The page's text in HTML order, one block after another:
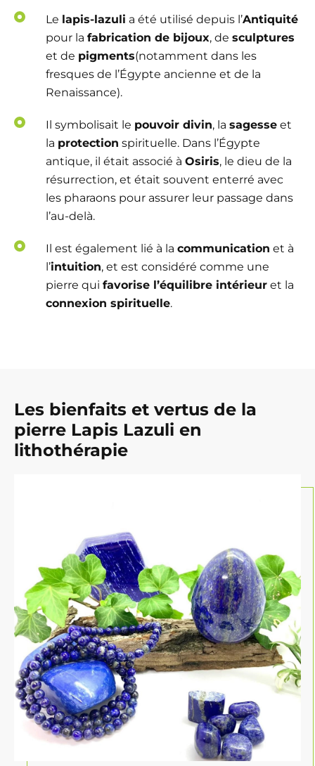
Le lapis-lazuli a été utilisé depuis l’Antiquité
pour la fabrication de bijoux, de sculptures
et de pigments(notamment dans les
fresques de l’Égypte ancienne et de la
Renaissance).
Il symbolisait le pouvoir divin, la sagesse et
la protection spirituelle. Dans l’Égypte
antique, il était associé à Osiris, le dieu de la
résurrection, et était souvent enterré avec
les pharaons pour assurer leur passage dans
l’au-delà.
Il est également lié à la communication et à
l’intuition, et est considéré comme une
pierre qui favorise l’équilibre intérieur et la
connexion spirituelle.
Les bienfaits et vertus de la
pierre Lapis Lazuli en
lithothérapie